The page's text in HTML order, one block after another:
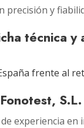
precisión y
técnica y
frente al
S.L.
experiencia